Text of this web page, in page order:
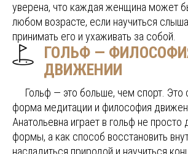
уверена, что каждая женщина может
любом возрасте, если научиться
принимать его и ухаживать за собой.
ГОЛЬФ —
ДВИЖЕНИИ
Гольф — это больше, чем спорт. Это
форма медитации и философия
Анатольевна играет в гольф не
формы, а как способ восстановить